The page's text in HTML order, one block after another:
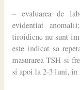
– evaluarea de
evidentiat
tiroidiene nu sunt
este indicat sa
masurarea TSH si
si apoi la 2-3 luni, in